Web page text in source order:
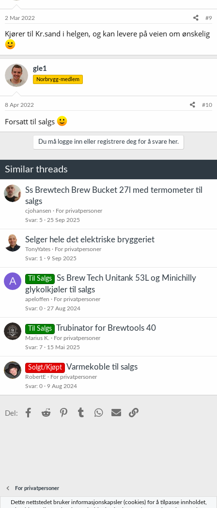
2 Mar 2022 #9
Kjører til Kr.sand i helgen, og kan levere på veien om ønskelig
gle1
Norbrygg-medlem
8 Apr 2022 #10
Forsatt til salgs
Du må logge inn eller registrere deg for å svare her.
Similar threads
Ss Brewtech Brew Bucket 27l med termometer til
salgs
cjohansen
For privatpersoner
Svar 5 25 Sep 2025
Selger hele det elektriske bryggeriet
TonyYates
For privatpersoner
Svar 1 9 Sep 2025
A Til Salgs
Ss Brew Tech Unitank 53L og Minichilly
glykolkjøler til salgs
apeloffen
For privatpersoner
Svar 0 27 Aug 2024
Til Salgs Trubinator for Brewtools 40
Marius K.
For privatpersoner
Svar 7 15 Mai 2025
Solgt/Kjøpt Varmekoble til salgs
RobertE
For privatpersoner
Svar 0 9 Aug 2024
Del: Facebook
Reddit PinterestTumblr WhatsApp
E-post
For privatpersoner
Dette nettstedet bruker informasjonskapsler (cookies) for å tilpasse innholdet,